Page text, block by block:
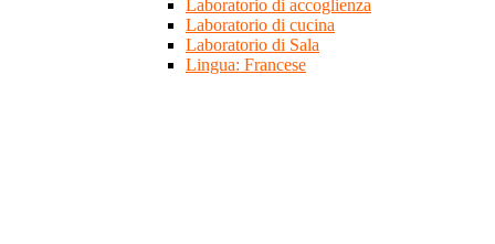
Laboratorio di accoglienza
Laboratorio di cucina
Laboratorio di Sala
Lingua: Francese